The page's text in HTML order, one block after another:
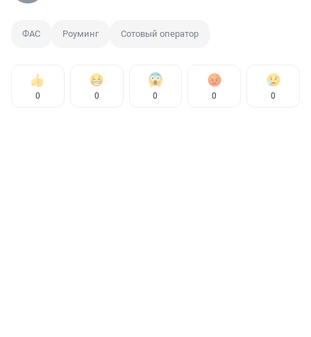
ФАС Роуминг Сотовый оператор
0 0 0 0 0